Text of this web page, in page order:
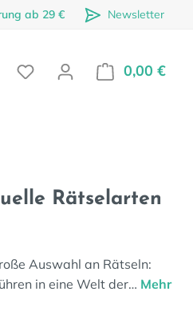
ab 29 € Newsletter
0,00 €
Rätselarten
Auswahl an Rätseln:
in eine Welt der… Mehr